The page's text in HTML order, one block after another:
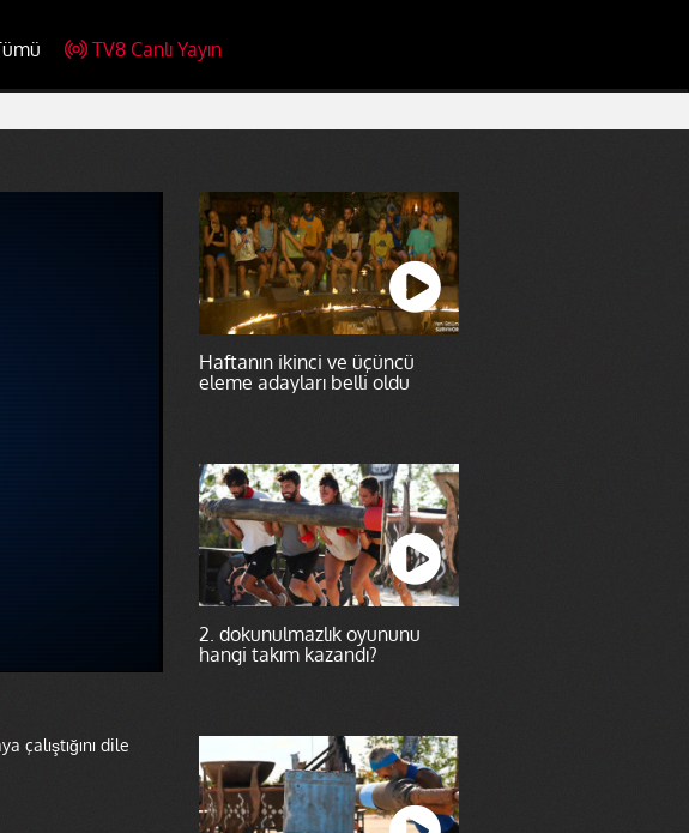
TV8 Canlı Yayın
çalıştığını dile
Haftanın ikinci ve üçüncü
eleme adayları belli oldu
2. dokunulmazlık oyununu
hangi takım kazandı?